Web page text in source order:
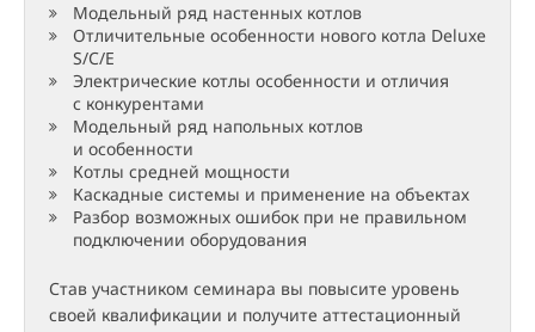
Модельный ряд настенных котлов
Отличительные особенности нового котла Deluxe
S/C/E
Электрические котлы особенности и отличия
с конкурентами
Модельный ряд напольных котлов
и особенности
Котлы средней мощности
Каскадные системы и применение на объектах
Разбор возможных ошибок при не правильном
подключении оборудования
Став участником семинара вы повысите уровень
своей квалификации и получите аттестационный